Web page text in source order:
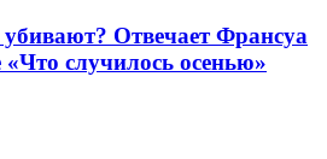
Отвечает Франсуа
случилось осенью»